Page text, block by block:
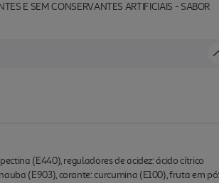
E SEM CONSERVANTES ARTIFICIAIS - SABOR
(E440), reguladores de acidez: ácido cítrico
(E903), corante: curcumina (E100), fruta em pó: